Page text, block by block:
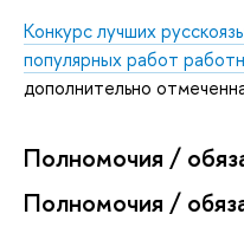
Конкурс лучших
популярных работ
дополнительно
Полномочия /
Полномочия /